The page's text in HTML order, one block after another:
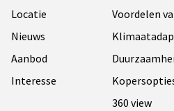
Locatie
Nieuws
Aanbod
Interesse
Voordelen
360 view